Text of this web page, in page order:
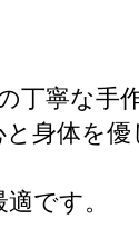
丁寧な手
身体を優
です。